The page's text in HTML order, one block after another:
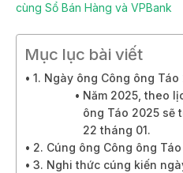
cùng Sổ Bán Hàng và VPBank
Mục lục bài viết
1. Ngày ông Công ông
Năm 2025, theo
ông Táo 2025 sẽ
22 tháng 01.
2. Cúng ông Công ông
3. Nghi thức cúng kiến